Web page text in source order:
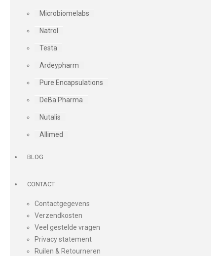
Microbiomelabs
Natrol
Testa
Ardeypharm
Pure Encapsulations
DeBa Pharma
Nutalis
Allimed
BLOG
CONTACT
Contactgegevens
Verzendkosten
Veel gestelde vragen
Privacy statement
Ruilen & Retourneren